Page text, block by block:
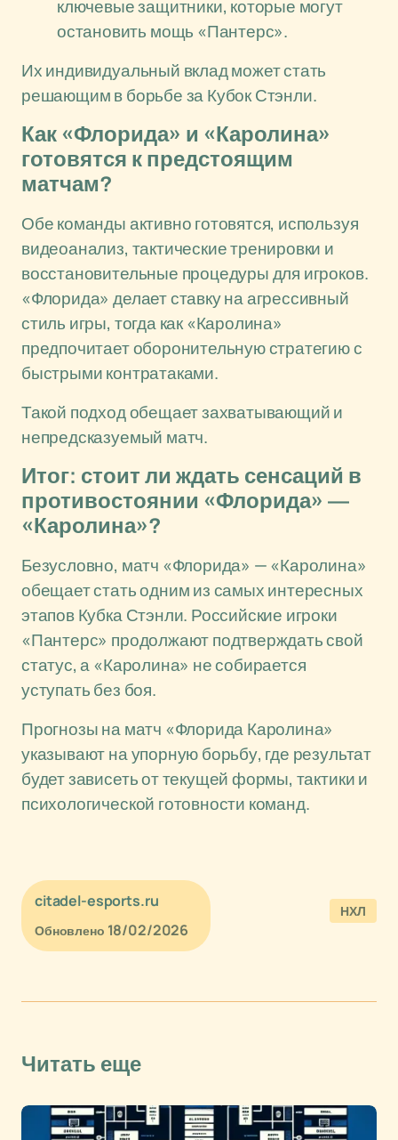
ключевые защитники, которые могут
остановить мощь «Пантерс».
Их индивидуальный вклад может стать
решающим в борьбе за Кубок Стэнли.
Как «Флорида» и «Каролина»
готовятся к предстоящим
матчам?
Обе команды активно готовятся, используя
видеоанализ, тактические тренировки и
восстановительные процедуры для игроков.
«Флорида» делает ставку на агрессивный
стиль игры, тогда как «Каролина»
предпочитает оборонительную стратегию с
быстрыми контратаками.
Такой подход обещает захватывающий и
непредсказуемый матч.
Итог: стоит ли ждать сенсаций в
противостоянии «Флорида» —
«Каролина»?
Безусловно, матч «Флорида» — «Каролина»
обещает стать одним из самых интересных
этапов Кубка Стэнли. Российские игроки
«Пантерс» продолжают подтверждать свой
статус, а «Каролина» не собирается
уступать без боя.
Прогнозы на матч «Флорида Каролина»
указывают на упорную борьбу, где результат
будет зависеть от текущей формы, тактики и
психологической готовности команд.
citadel-esports.ru
Обновлено 18/02/2026
НХЛ
Читать еще